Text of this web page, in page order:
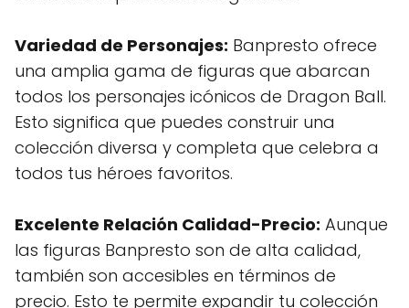
Variedad de Personajes: Banpresto ofrece
una amplia gama de figuras que abarcan
todos los personajes icónicos de Dragon Ball.
Esto significa que puedes construir una
colección diversa y completa que celebra a
todos tus héroes favoritos.
Excelente Relación Calidad-Precio: Aunque
las figuras Banpresto son de alta calidad,
también son accesibles en términos de
precio. Esto te permite expandir tu colección